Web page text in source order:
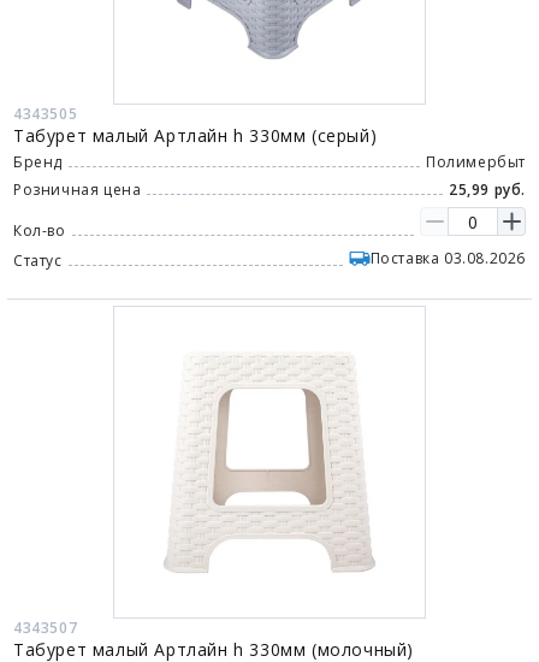
4343505
Табурет малый Артлайн h 330мм (серый)
Бренд
Полимербыт
Розничная цена
25,99 руб.
Кол-во
Статус
Поставка 03.08.2026
4343507
Табурет малый Артлайн h 330мм (молочный)